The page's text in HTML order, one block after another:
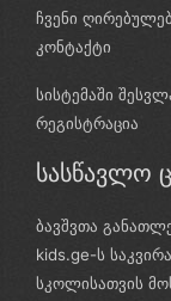
ჩვენი
კონტაქტი
სისტემაში
რეგისტრაცია
სასწავლო
ბავშვთა
kids.ge-ს
სკოლისათვის